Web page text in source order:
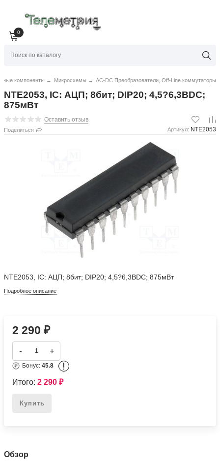
0
компоненты → Микросхемы → AC-DC Преобразователи, Off-Line коммутаторы
NTE2053, IC: АЦП; 8бит; DIP20; 4,5?6,3ВDC;
875мВт
Оставить отзыв
Поделиться Артикул: NTE2053
NTE2053, IC: АЦП; 8бит; DIP20; 4,5?6,3ВDC; 875мВт
Подробное описание
2 290₽
- +
Бонус:45.8 !
Итого:2 290₽
Купить
Обзор